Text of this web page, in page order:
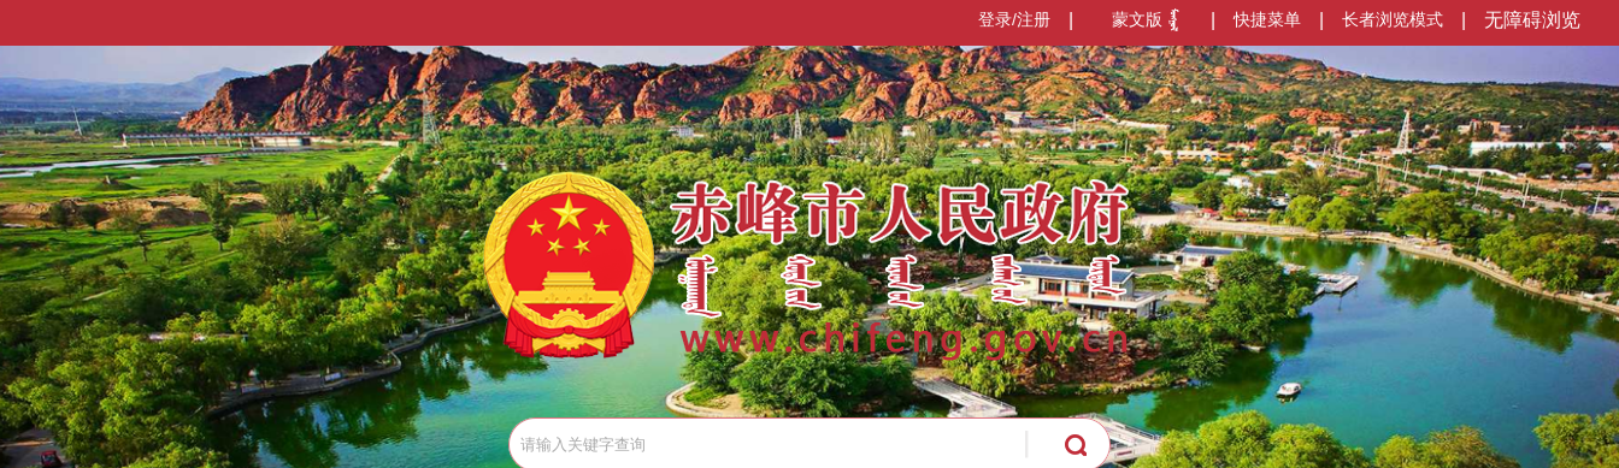
无障碍浏览
长者浏览模式
快捷菜单
蒙文版
登录/注册